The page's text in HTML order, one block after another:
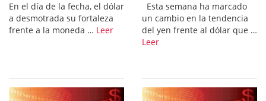
En el día de la fecha, el dólar
a desmotrada su fortaleza
frente a la moneda … Leer
Esta semana ha marcado
un cambio en la tendencia
del yen frente al dólar que …
Leer